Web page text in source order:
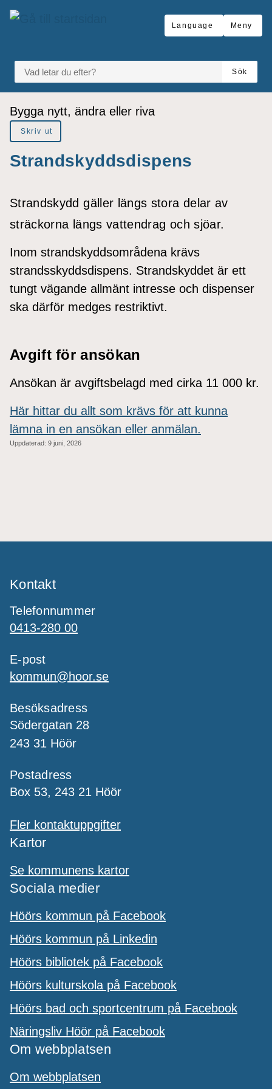
Gå till innehåll
till sidomeny
Language Meny
VAD LETAR DU EFTER?
Sök
Du är här:
Bygga nytt, ändra eller riva
Skriv ut
Strandskyddsdispens
Strandskydd gäller längs stora delar av
sträckorna längs vattendrag och sjöar.
Inom strandskyddsområdena krävs
strandsskyddsdispens. Strandskyddet är ett
tungt vägande allmänt intresse och dispenser
ska därför medges restriktivt.
Avgift för ansökan
Ansökan är avgiftsbelagd med cirka 11 000 kr.
Här hittar du allt som krävs för att kunna
lämna in en ansökan eller anmälan.
Uppdaterad: 9 juni, 2026
Kontakt
Telefonnummer
0413-280 00
E-post
kommun@hoor.se
Besöksadress
Södergatan 28
243 31 Höör
Postadress
Box 53, 243 21 Höör
Fler kontaktuppgifter
Kartor
Se kommunens kartor
Sociala medier
Höörs kommun på Facebook
Höörs kommun på Linkedin
Höörs bibliotek på Facebook
Höörs kulturskola på Facebook
Höörs bad och sportcentrum på Facebook
Näringsliv Höör på Facebook
Om webbplatsen
Om webbplatsen